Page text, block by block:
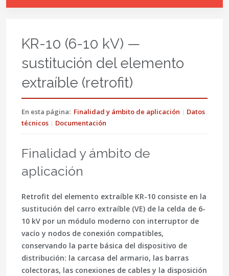
KR-10 (6-10 kV) —
sustitución del elemento
extraíble (retrofit)
En esta página: Finalidad y ámbito de aplicación
Datos
técnicos
Documentación
Finalidad y ámbito de
aplicación
Retrofit del elemento extraíble KR-10 consiste en la
sustitución del carro extraíble (VE) de la celda de 6-
10 kV por un módulo moderno con interruptor de
vacío y nodos de conexión compatibles,
conservando la parte básica del dispositivo de
distribución: la carcasa del armario, las barras
colectoras, las conexiones de cables y la disposición